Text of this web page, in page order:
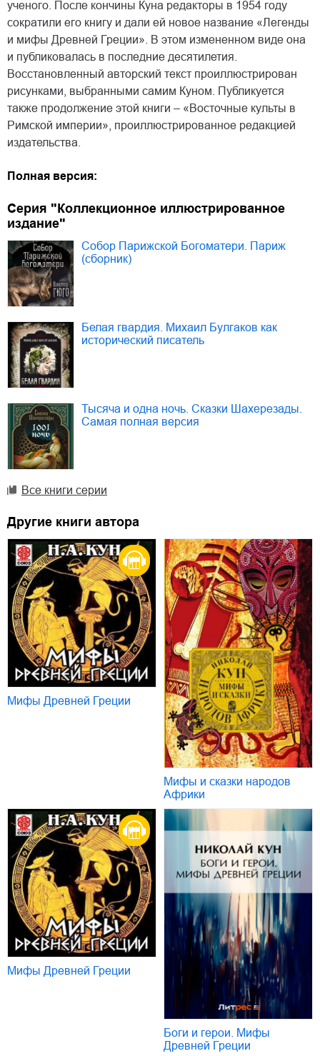
ученого. После кончины Куна редакторы в 1954 году
сократили его книгу и дали ей новое название «Легенды
и мифы Древней Греции». В этом измененном виде она
и публиковалась в последние десятилетия.
Восстановленный авторский текст проиллюстрирован
рисунками, выбранными самим Куном. Публикуется
также продолжение этой книги – «Восточные культы в
Римской империи», проиллюстрированное редакцией
издательства.
Полная версия:
Серия "Коллекционное иллюстрированное
издание"
Собор Парижской Богоматери. Париж
(сборник)
Белая гвардия. Михаил Булгаков как
исторический писатель
Тысяча и одна ночь. Сказки Шахерезады.
Самая полная версия
Все книги серии
Другие книги автора
Мифы Древней Греции
Мифы и сказки народов
Африки
Мифы Древней Греции
Боги и герои. Мифы
Древней Греции